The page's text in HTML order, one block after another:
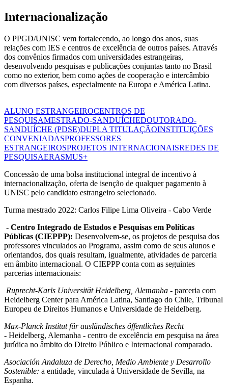
Internacionalização
O PPGD/UNISC vem fortalecendo, ao longo dos anos, suas
relações com IES e centros de excelência de outros países. Através
dos convênios firmados com universidades estrangeiras,
desenvolvendo pesquisas e publicações conjuntas tanto no Brasil
como no exterior, bem como ações de cooperação e intercâmbio
com diversos países, especialmente na Europa e América Latina.
ALUNO ESTRANGEIROCENTROS DE
PESQUISAMESTRADO-SANDUÍCHEDOUTORADO-
SANDUÍCHE (PDSE)DUPLA TITULAÇÃOINSTITUIÇÕES
CONVENIADASPROFESSORES
ESTRANGEIROSPROJETOS INTERNACIONAISREDES DE
PESQUISAERASMUS+
Concessão de uma bolsa institucional integral de incentivo à
internacionalização, oferta de isenção de qualquer pagamento à
UNISC pelo candidato estrangeiro selecionado.
Turma mestrado 2022: Carlos Filipe Lima Oliveira - Cabo Verde
- Centro Integrado de Estudos e Pesquisas em Políticas
Públicas (CIEPPP): Desenvolvem-se, os projetos de pesquisa dos
professores vinculados ao Programa, assim como de seus alunos e
orientandos, dos quais resultam, igualmente, atividades de parceria
em âmbito internacional. O CIEPPP conta com as seguintes
parcerias internacionais:
Ruprecht-Karls Universität Heidelberg, Alemanha - parceria com
Heidelberg Center para América Latina, Santiago do Chile, Tribunal
Europeu de Direitos Humanos e Universidade de Heidelberg.
Max-Planck Institut für ausländisches öffentliches Recht
- Heidelberg, Alemanha - centro de excelência em pesquisa na área
jurídica no âmbito do Direito Público e Internacional comparado.
Asociación Andaluza de Derecho, Medio Ambiente y Desarrollo
Sostenible: a entidade, vinculada à Universidade de Sevilla, na
Espanha.